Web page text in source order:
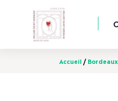
Accueil /